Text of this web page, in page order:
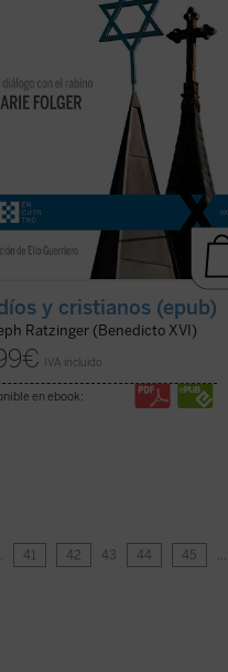
siglo XXI. Es una apasionante
de escritos, ...(ver ficha)
y cristianos (epub)
Ratzinger (Benedicto XVI)
€ IVA incluido
en ebook:
41 42 43 44 45 …